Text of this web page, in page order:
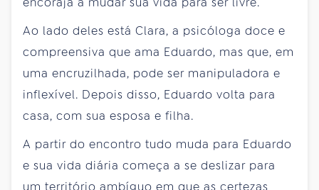
Ao lado deles está Clara, a psicóloga doce e
compreensiva que ama Eduardo, mas que, em
uma encruzilhada, pode ser manipuladora e
inflexível. Depois disso, Eduardo volta para
casa, com sua esposa e filha.
A partir do encontro tudo muda para Eduardo
e sua vida diária começa a se deslizar para
um território ambíguo em que as certezas